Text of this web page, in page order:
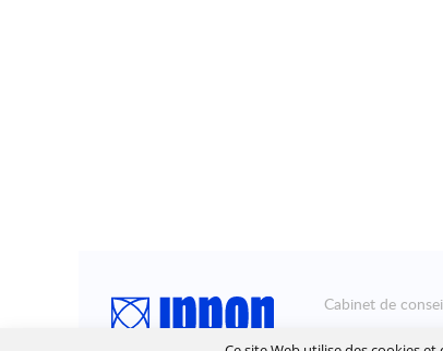
Cabinet de